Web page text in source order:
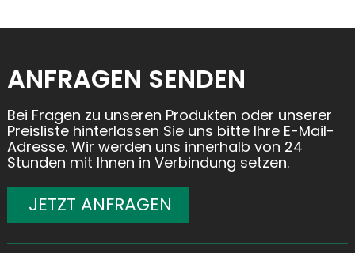
ANFRAGEN SENDEN
Bei Fragen zu unseren Produkten oder unserer
Preisliste hinterlassen Sie uns bitte Ihre E-Mail-
Adresse. Wir werden uns innerhalb von 24
Stunden mit Ihnen in Verbindung setzen.
JETZT ANFRAGEN